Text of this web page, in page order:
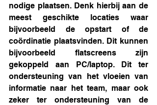
nodige plaatsen. Denk hierbij aan de
meest geschikte locaties waar
bijvoorbeeld de opstart of de
coördinatie plaatsvinden. Dit kunnen
bijvoorbeeld flatscreens zijn
gekoppeld aan PC/laptop. Dit ter
ondersteuning van het vloeien van
informatie naar het team, maar ook
zeker ter ondersteuning van de